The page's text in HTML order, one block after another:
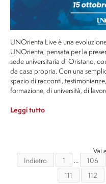
UNOrienta Live è una
UNOrienta, pensata per la
sede universitaria di Oristano,
da casa propria. Con una
spazio di racconti,
formazione, di università, di
Leggi tutto
Vai
Indietro
1 … 106
111
112